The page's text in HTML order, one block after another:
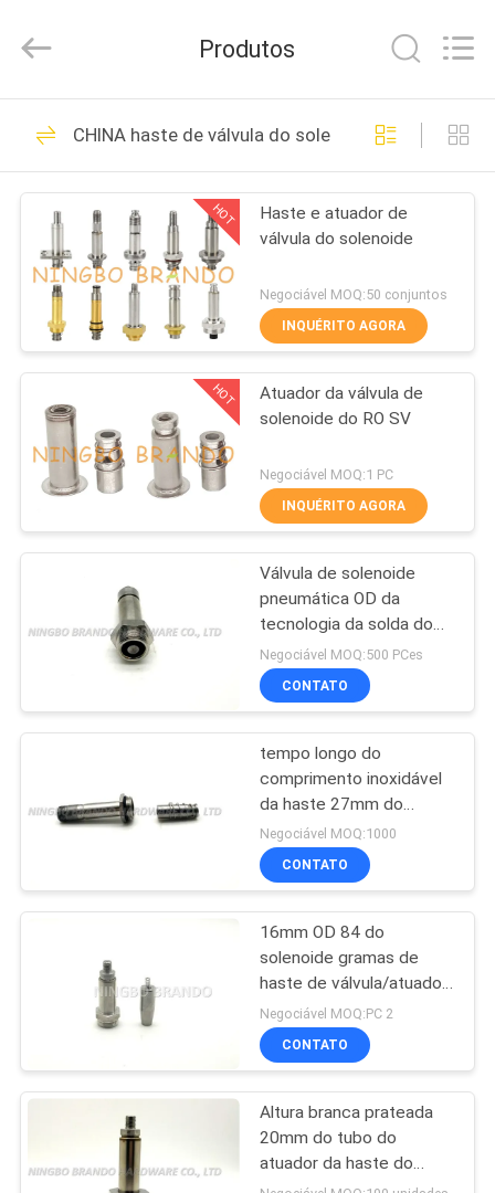
PARA
CASA
PRODUTOS
SOBRE
NÓS
VISITA
FÁBRICA
CONTROLE
QUALIDADE
NOS
SOLICITE UM
ORÇAMENTO
COMPANY
SITE
POLÍTICA
Hardware
Rights
Válvula pneumática
do cilindro
228
Válvula pneumática
do pulso
43
Pneumático válvula
solenóide
Bobina da válvula
de solenoide
armadura da válvula
de solenoide
495
Produtos
CHINA haste de válvula do solenoide
HOT
Haste e atuador de
válvula do solenoide
Negociável MOQ:50 conjuntos
INQUÉRITO AGORA
HOT
Atuador da válvula de
solenoide do RO SV
Negociável MOQ:1 PC
INQUÉRITO AGORA
Válvula de solenoide
pneumática OD da
tecnologia da solda do
laser 20mm 2 maneira da
posição 2
Negociável MOQ:500 PCes
CONTATO
tempo longo do
comprimento inoxidável
da haste 27mm do
solenoide 12.5g na cor
branca de prata
Negociável MOQ:1000
CONTATO
16mm OD 84 do
solenoide gramas de
haste de válvula/atuador
para o equipamento
médico
Negociável MOQ:PC 2
CONTATO
Altura branca prateada
20mm do tubo do
atuador da haste do
solenoide da válvula de